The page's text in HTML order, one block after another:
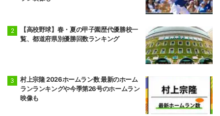
【高校野球】春・夏の甲子園歴代優勝校一
覧、都道府県別優勝回数ランキング
村上宗隆 2026ホームラン数 最新のホーム
ランランキングや今季第26号のホームラン
映像も